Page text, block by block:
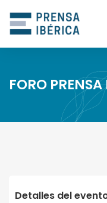
FORO
Detalles del